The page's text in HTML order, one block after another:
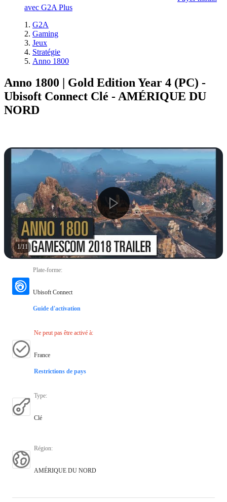
avec G2A Plus
G2A
Gaming
Jeux
Stratégie
Anno 1800
Anno 1800 | Gold Edition Year 4 (PC) -
Ubisoft Connect Clé - AMÉRIQUE DU
NORD
1/11
Plate-forme:
Ubisoft Connect
Guide d'activation
Ne peut pas être activé à:
France
Restrictions de pays
Type:
Clé
Région:
AMÉRIQUE DU NORD